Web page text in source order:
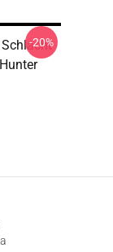
-20%